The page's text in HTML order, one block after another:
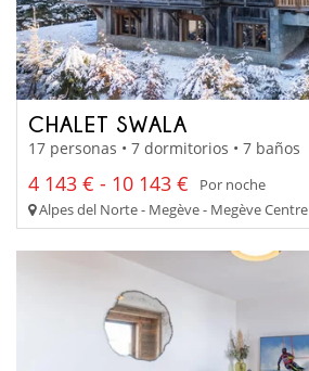
CHALET SWALA
17 personas • 7 dormitorios • 7 baños
4 143 € - 10 143 €
Por noche
Alpes del Norte - Megève - Megève Centre